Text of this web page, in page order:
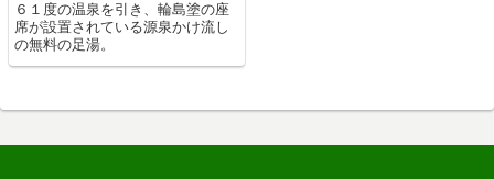
６１度の温泉を引き、輪島塗の座
席が設置されている源泉かけ流し
の無料の足湯。